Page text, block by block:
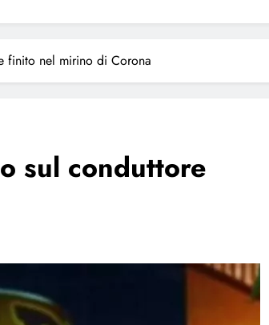
finito nel mirino di Corona
sul conduttore